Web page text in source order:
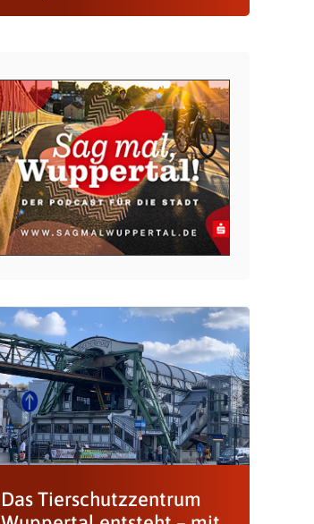
Das Tierschutzzentrum